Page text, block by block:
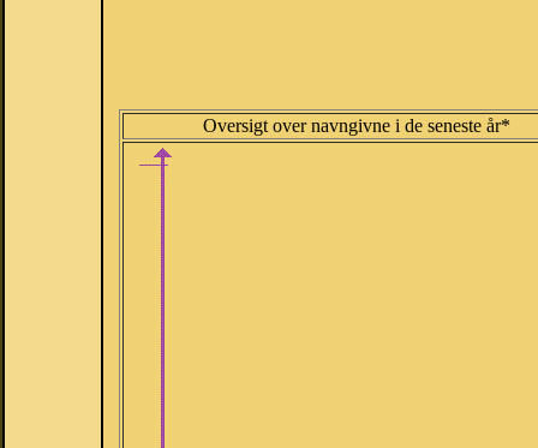
Oversigt over navngivne i de seneste år*